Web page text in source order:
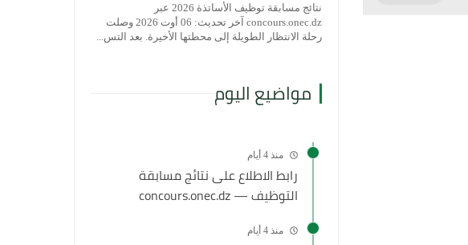
نتائج مسابقة توظيف الأساتذة 2026 عبر
concours.onec.dz آخر تحديث: 06 أوت 2026 وصلت
رحلة الانتظار الطويلة إلى محطتها الأخيرة. بعد التس...
مواضيع اليوم
منذ 4 أيام
رابط الاطلاع على نتائج مسابقة
التوظيف — concours.onec.dz
منذ 4 أيام